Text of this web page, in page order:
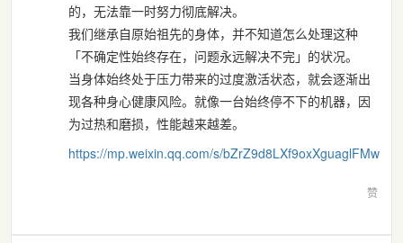
的，无法靠一时努力彻底解决。
我们继承自原始祖先的身体，并不知道怎么处理这种
「不确定性始终存在，问题永远解决不完」的状况。
当身体始终处于压力带来的过度激活状态，就会逐渐出
现各种身心健康风险。就像一台始终停不下的机器，因
为过热和磨损，性能越来越差。
https://mp.weixin.qq.com/s/bZrZ9d8LXf9oxXguaglFMw
赞